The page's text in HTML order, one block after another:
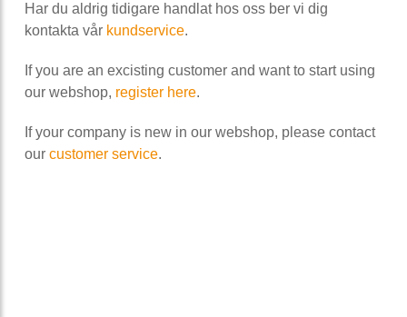
Har du aldrig tidigare handlat hos oss ber vi dig
kontakta vår kundservice.
If you are an excisting customer and want to start using
our webshop, register here.
If your company is new in our webshop, please contact
our customer service.